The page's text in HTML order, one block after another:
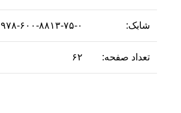
شابک: ۹۷۸-۶۰۰-۸۸۱۳-۷۵-۰
تعداد صفحه: ۶۲